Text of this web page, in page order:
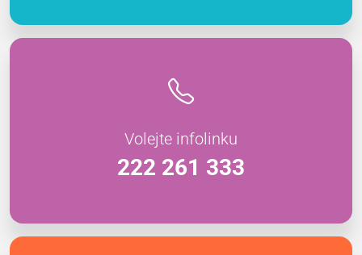
Volejte infolinku
222 261 333